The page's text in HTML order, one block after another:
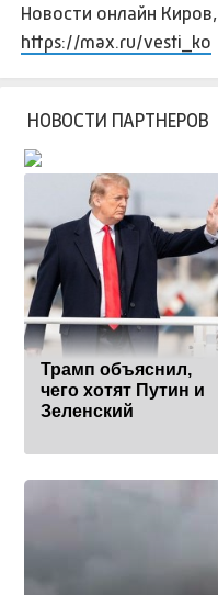
Новости онлайн
https://max.ru/vesti_ko
НОВОСТИ ПАРТНЕРОВ
Трамп объяснил,
чего хотят Путин и
Зеленский